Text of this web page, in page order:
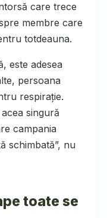
care trece
membre care
totdeauna.
este adesea
persoana
respirație.
singură
campania
schimbată”, nu
toate se